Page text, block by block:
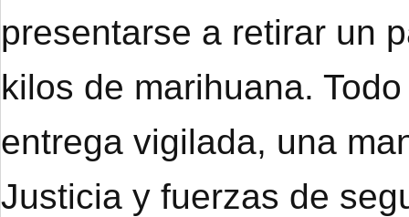
presentarse a retirar un
kilos de marihuana.
entrega vigilada, una
Justicia y fuerzas de